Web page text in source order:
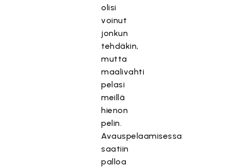
olisi
voinut
jonkun
tehdäkin,
mutta
maalivahti
pelasi
meillä
hienon
pelin.
Avauspelaamisessa
saatiin
palloa